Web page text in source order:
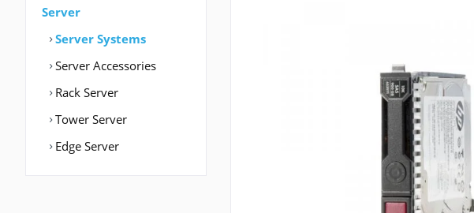
Server
Server Systems
Server Accessories
Rack Server
Tower Server
Edge Server